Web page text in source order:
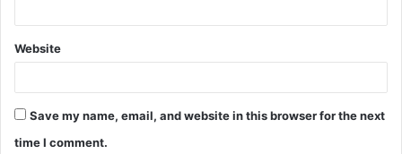
Website
Save my name, email, and website in this browser for the next
time I comment.